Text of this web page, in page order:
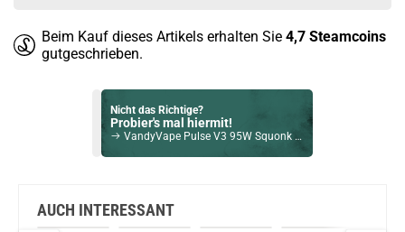
Beim Kauf dieses Artikels erhalten Sie 4,7 Steamcoins
gutgeschrieben.
Nicht das Richtige?
Probier's mal hiermit!
VandyVape Pulse V3 95W Squonk Mod Akkuträger Jelly Yellow
Vuse Ultra – Lemon & Lime – Prefilled Pod 2er Pack
AUCH INTERESSANT